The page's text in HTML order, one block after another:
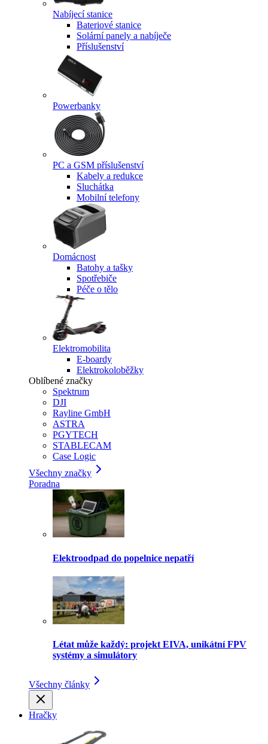
Nabíjecí stanice
Bateriové stanice
Solární panely a nabíječe
Příslušenství
Powerbanky
PC a GSM příslušenství
Kabely a redukce
Sluchátka
Mobilní telefony
Domácnost
Batohy a tašky
Spotřebiče
Péče o tělo
Elektromobilita
E-boardy
Elektrokoloběžky
Oblíbené značky
Spektrum
DJI
Rayline GmbH
ASTRA
PGYTECH
STABLECAM
Case Logic
Všechny značky
Poradna
Elektroodpad do popelnice nepatří
Létat může každý: projekt EIVA, unikátní FPV
systémy a simulátory
Všechny články
Hračky